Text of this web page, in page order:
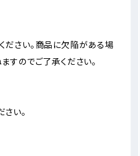
ださい。商品に欠陥がある場
すのでご了承ください。
い。